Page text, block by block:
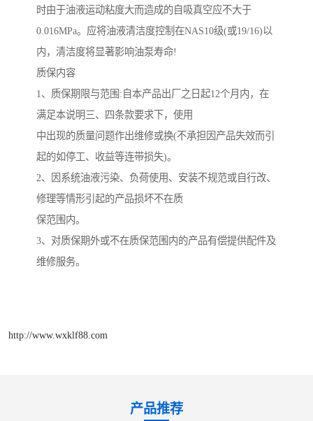
时由于油液运动粘度大而造成的自吸真空应不大于
0.016MPa。应将油液清洁度控制在NAS10级(或19/16)以
内，清洁度将显著影响油泵寿命!
质保内容
1、质保期限与范围: 自本产品出厂之日起12个月内，在
满足本说明三、四条款要求下，使用
中出现的质量问题作出维修或换(不承担因产品失效而引
起的如停工、收益等连带损失)。
2、因系统油液污染、负荷使用、安装不规范或自行改、
修理等情形引起的产品损坏不在质
保范围内。
3、对质保期外或不在质保范围内的产品有偿提供配件及
维修服务。
http://www.wxklf88.com
产品推荐